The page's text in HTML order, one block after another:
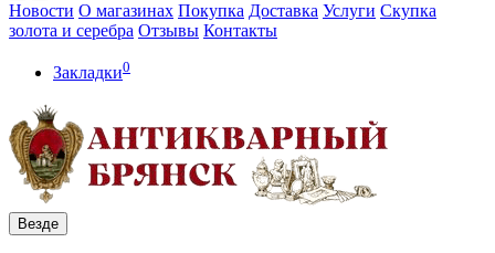
Новости О магазинах Покупка Доставка Услуги Скупка
золота и серебра Отзывы Контакты
Закладки0
Везде